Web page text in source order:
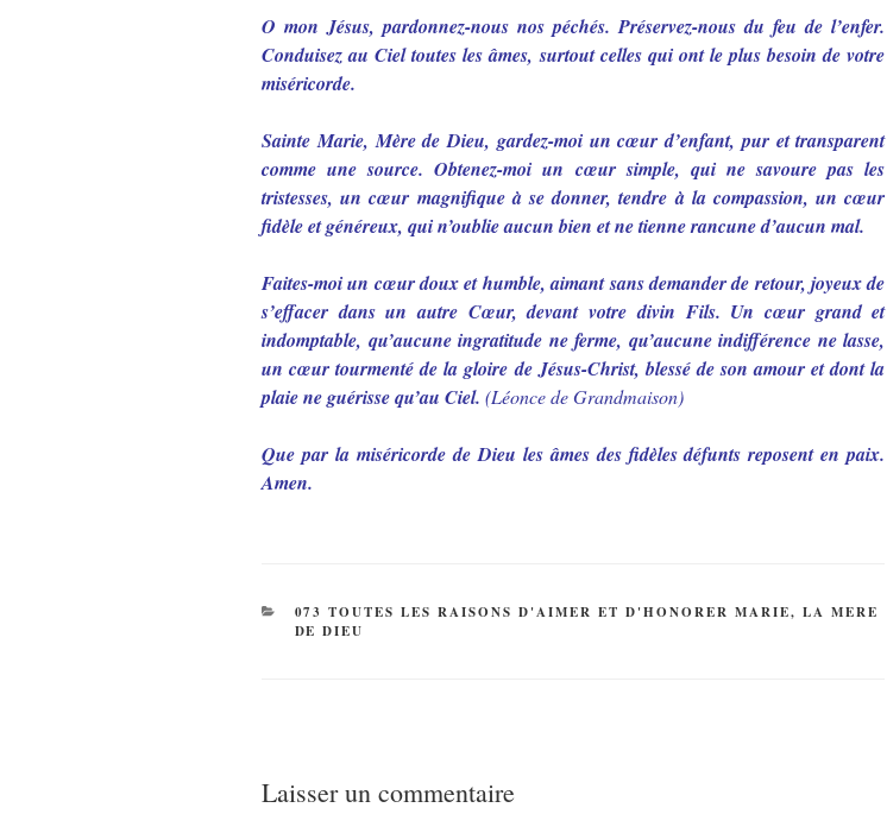
O mon Jésus, pardonnez-nous nos péchés. Préservez-nous du feu de l’enfer.
Conduisez au Ciel toutes les âmes, surtout celles qui ont le plus besoin de votre
miséricorde.
Sainte Marie, Mère de Dieu, gardez-moi un cœur d’enfant, pur et transparent
comme une source. Obtenez-moi un cœur simple, qui ne savoure pas les
tristesses, un cœur magnifique à se donner, tendre à la compassion, un cœur
fidèle et généreux, qui n’oublie aucun bien et ne tienne rancune d’aucun mal.
Faites-moi un cœur doux et humble, aimant sans demander de retour, joyeux de
s’effacer dans un autre Cœur, devant votre divin Fils. Un cœur grand et
indomptable, qu’aucune ingratitude ne ferme, qu’aucune indifférence ne lasse,
un cœur tourmenté de la gloire de Jésus-Christ, blessé de son amour et dont la
plaie ne guérisse qu’au Ciel. (Léonce de Grandmaison)
Que par la miséricorde de Dieu les âmes des fidèles défunts reposent en paix.
Amen.
CATÉGORIES
073 TOUTES LES RAISONS D'AIMER ET D'HONORER MARIE, LA MERE
DE DIEU
Laisser un commentaire